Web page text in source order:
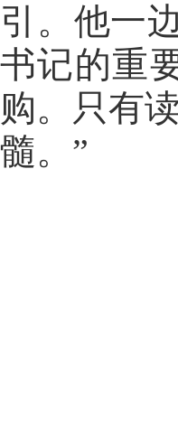
引。他一
书记的重
购。只有
髓。”